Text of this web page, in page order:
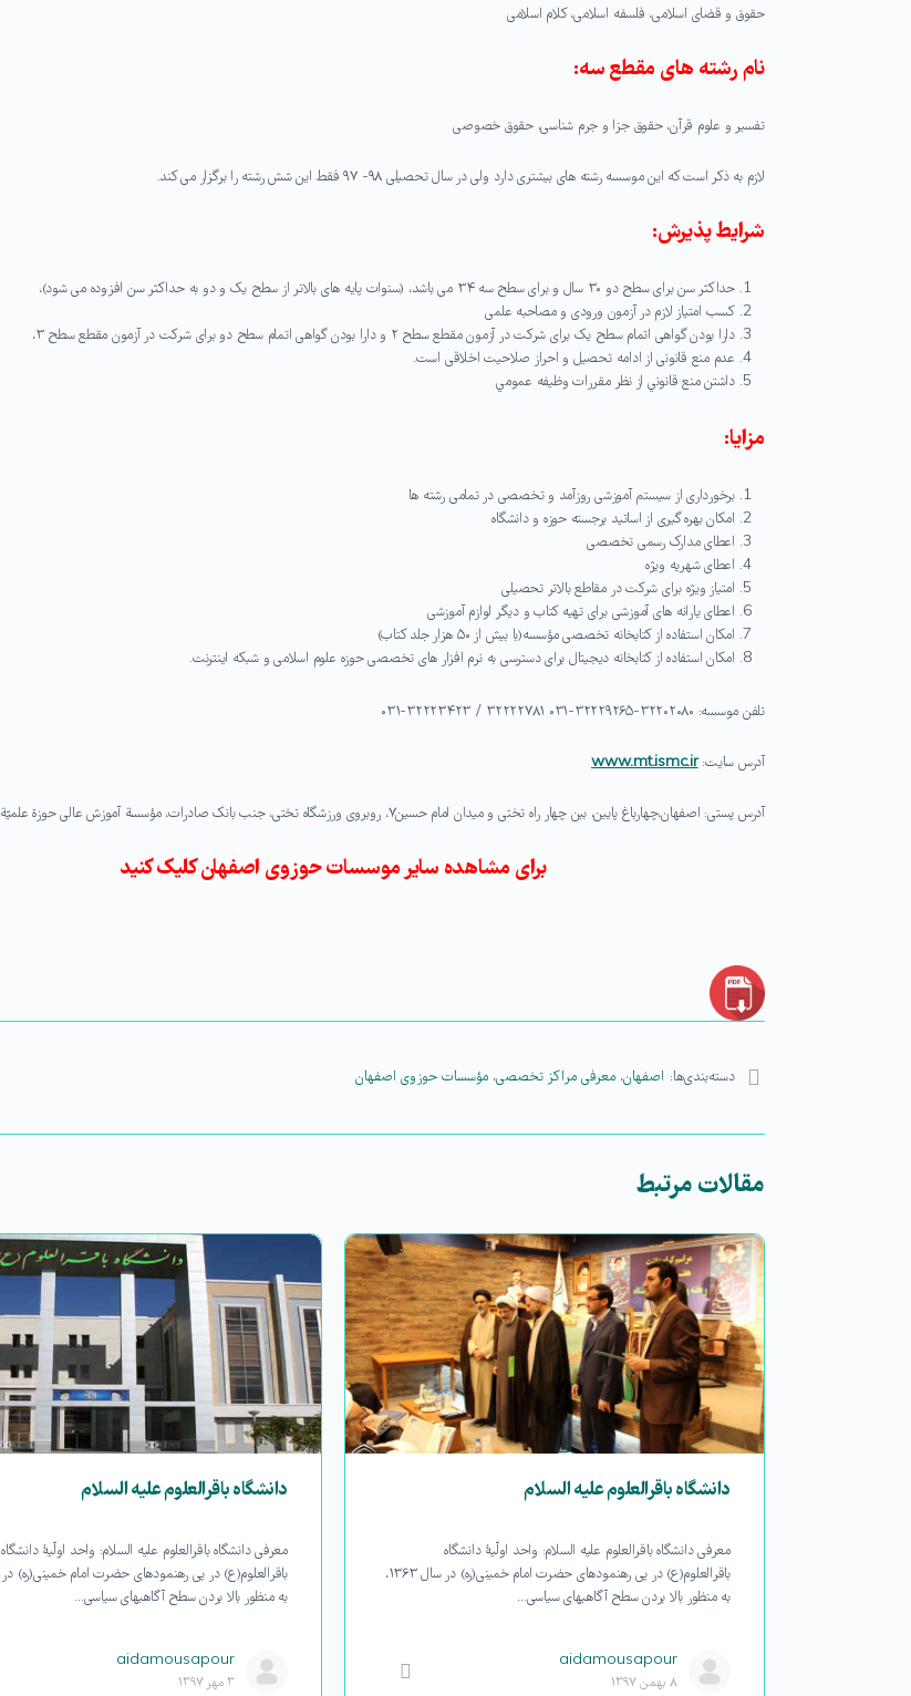
حقوق و قضای اسلامی، فلسفه اسلامی، کلام اسلامی
نام رشته های مقطع سه:
تفسیر و علوم قرآن، حقوق جزا و جرم شناسی، حقوق خصوصی
لازم به ذکر است که این موسسه رشته های بیشتری دارد ولی در سال تحصیلی ۹۸- ۹۷ فقط این شش رشته را برگزار می کند.
شرایط پذیرش:
حداکثر سن برای سطح دو ۳۰ سال و برای سطح سه ۳۴ می باشد، (سنوات پایه های بالاتر از سطح یک و دو به حداکثر سن افزوده می شود)،
کسب امتیاز لازم در آزمون ورودی و مصاحبه علمی
دارا بودن گواهی اتمام سطح یک برای شرکت در آزمون مقطع سطح ۲ و دارا بودن گواهی اتمام سطح دو برای شرکت در آزمون مقطع سطح ۳،
عدم منع قانونی از ادامه تحصیل و احراز صلاحیت اخلاقی است.
داشتن منع قانوني از نظر مقررات وظيفه عمومي
مزایا:
برخورداری از سیستم آموزشی روزآمد و تخصصی در تمامی رشته ها
امکان بهره گیری از اساتید برجسته حوزه و دانشگاه
اعطای مدارک رسمی تخصصی
اعطای شهریه ویژه
امتیاز ویژه برای شرکت در مقاطع بالاتر تحصیلی
اعطای یارانه های آموزشی برای تهیه کتاب و دیگر لوازم آموزشی
امکان استفاده از کتابخانه تخصصی مؤسسه(با بیش از ۵۰ هزار جلد کتاب)
امکان استفاده از کتابخانه دیجیتال برای دسترسی به نرم افزار های تخصصی حوزه علوم اسلامی و شبکه اینترنت.
تلفن موسسه: ۳۲۲۰۲۰۸۰-۳۲۲۲۹۲۶۵-۰۳۱ ۳۲۲۲۲۷۸۱ / ۳۲۲۲۳۴۲۳-۰۳۱
آدرس سایت:www.mt.ismc.ir
آدرس پستی: اصفهان،چهارباغ پایین، بین چهار راه تختی و میدان امام حسین۷، روبروی ورزشگاه تختی، جنب بانک صادرات، مؤسسة آموزش عالی حوزة علمیّة اصفهان.
برای مشاهده سایر موسسات حوزوی اصفهان کلیک کنید
دسته‌بندی‌ها: اصفهان، معرفی مراکز تخصصی، مؤسسات حوزوی اصفهان
مقالات مرتبط
دانشگاه باقرالعلوم علیه السلام
معرفی دانشگاه باقرالعلوم علیه السلام: واحد اولّیۀ دانشگاه
باقرالعلوم(ع) در پی رهنمودهای حضرت امام خمینی(ره) در سال ۱۳۶۳،
به منظور بالا بردن سطح آگاهی­های سیاسی…
aidamousapour
۸ بهمن ۱۳۹۷
دانشگاه باقرالعلوم علیه السلام
معرفی دانشگاه باقرالعلوم علیه السلام: واحد اولّیۀ دانشگاه
به منظور بالا بردن سطح آگاهی­های سیاسی…
aidamousapour
۳ مهر ۱۳۹۷